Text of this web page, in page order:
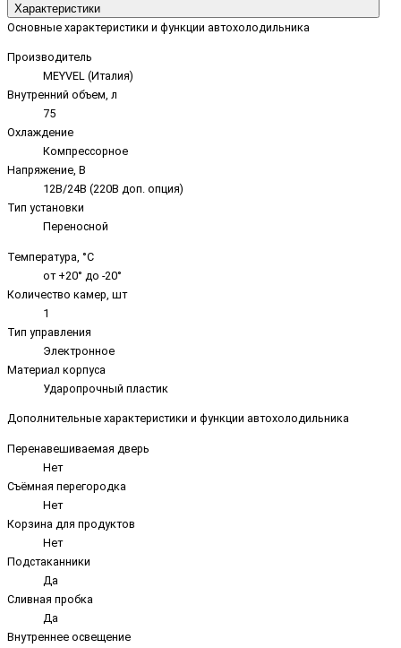
Характеристики
Основные характеристики и функции автохолодильника
Производитель
MEYVEL (Италия)
Внутренний объем, л
75
Охлаждение
Компрессорное
Напряжение, В
12В/24В (220В доп. опция)
Тип установки
Переносной
Температура, °C
от +20° до -20°
Количество камер, шт
1
Тип управления
Электронное
Материал корпуса
Ударопрочный пластик
Дополнительные характеристики и функции автохолодильника
Перенавешиваемая дверь
Нет
Съёмная перегородка
Нет
Корзина для продуктов
Нет
Подстаканники
Да
Сливная пробка
Да
Внутреннее освещение